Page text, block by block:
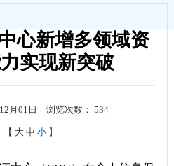
心新增多领域资
实现新突破
月01日 浏览次数：534
【 大 中 小 】